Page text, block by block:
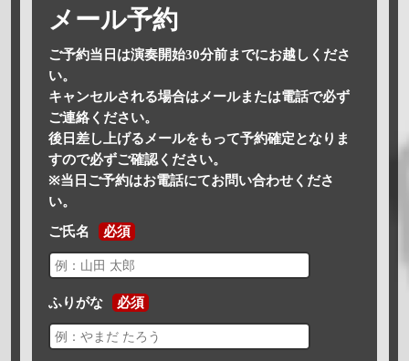
メール予約
ご予約当日は演奏開始30分前までにお越しくださ
い。
キャンセルされる場合はメールまたは電話で必ず
ご連絡ください。
後日差し上げるメールをもって予約確定となりま
すので必ずご確認ください。
※当日ご予約はお電話にてお問い合わせくださ
い。
ご氏名 必須
ふりがな 必須